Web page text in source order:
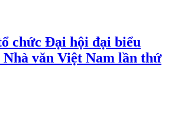
chức Đại hội đại biểu
văn Việt Nam lần thứ